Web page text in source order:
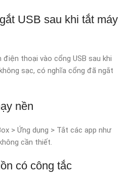
USB sau khi tắt máy
thoại vào cổng USB sau khi
sạc, có nghĩa cổng đã ngắt
nền
> Ứng dụng > Tắt các app như
cần thiết.
có công tắc